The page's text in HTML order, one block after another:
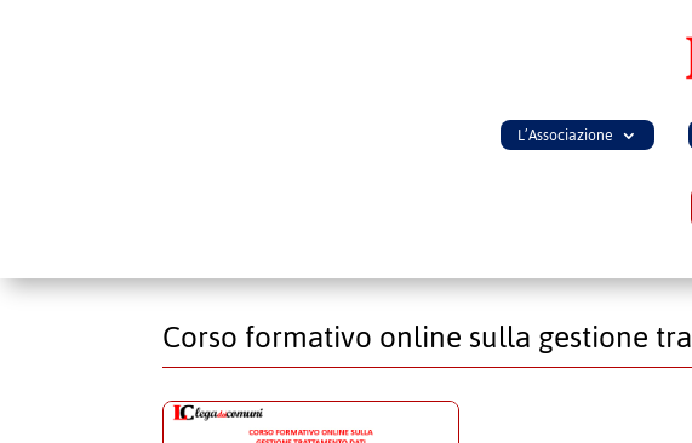
L’Associazione
Corso formativo online sulla gestione